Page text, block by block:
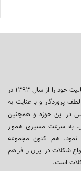
گروه شرکت های مشاوره، تامین و بازرگانی سورن فعالیت خود را از سال ۱۳۹۳ در
پروردگار و با عنایت به
در این حوزه و همچنین
به سرعت مسیری هموار
نمود. هم اکنون مجموعه
شکلات در ایران را فراهم
است.